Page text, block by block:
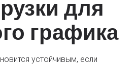
для
графика
устойчивым, если